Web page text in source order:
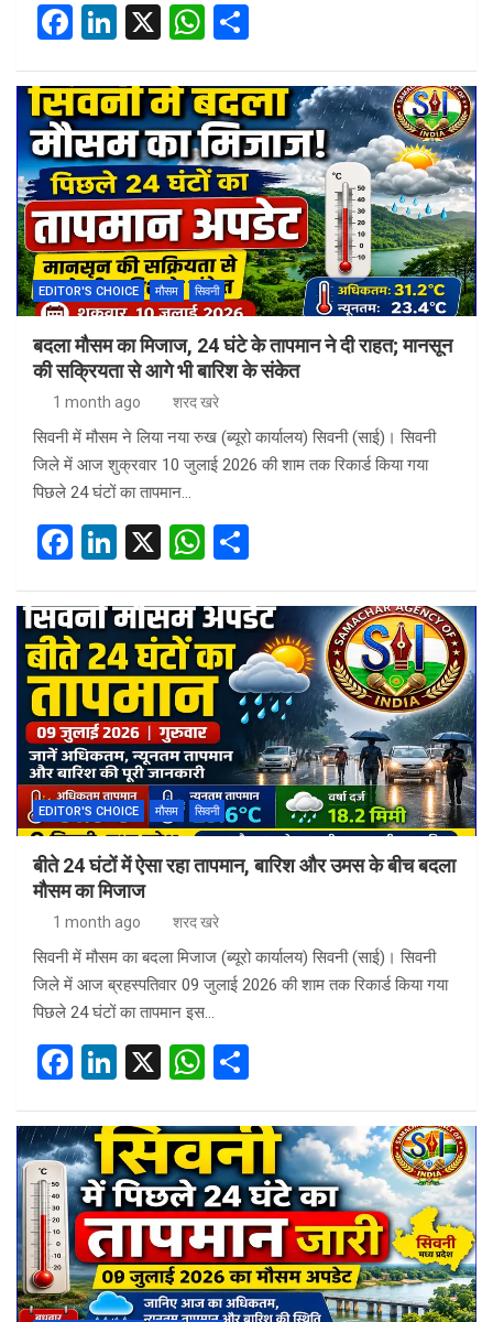
F
ce
b
o
o
k
Li
ke
dI
n
X
W
at
s
A
p
p
ar
e
EDITOR'S CHOICE मौसम सिवनी
बदला मौसम का मिजाज, 24 घंटे के तापमान ने दी राहत; मानसून
की सक्रियता से आगे भी बारिश के संकेत
1 month ago शरद खरे
सिवनी में मौसम ने लिया नया रुख (ब्यूरो कार्यालय) सिवनी (साई)। सिवनी
जिले में आज शुक्रवार 10 जुलाई 2026 की शाम तक रिकार्ड किया गया
पिछले 24 घंटों का तापमान…
F
ce
b
o
o
k
Li
ke
dI
n
X
W
at
s
A
p
p
ar
e
EDITOR'S CHOICE मौसम सिवनी
बीते 24 घंटों में ऐसा रहा तापमान, बारिश और उमस के बीच बदला
मौसम का मिजाज
1 month ago शरद खरे
सिवनी में मौसम का बदला मिजाज (ब्यूरो कार्यालय) सिवनी (साई)। सिवनी
जिले में आज ब्रहस्पतिवार 09 जुलाई 2026 की शाम तक रिकार्ड किया गया
पिछले 24 घंटों का तापमान इस…
F
ce
b
o
o
k
Li
ke
dI
n
X
W
at
s
A
p
p
ar
e